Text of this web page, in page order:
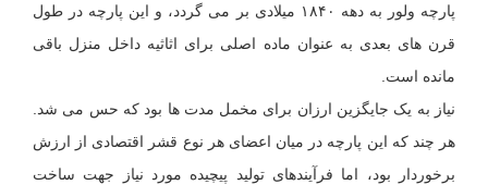
پارچه ولور به دهه ۱۸۴۰ میلادی بر می گردد، و این پارچه در طول
قرن های بعدی به عنوان ماده اصلی برای اثاثیه داخل منزل باقی
مانده است.
نیاز به یک جایگزین ارزان برای مخمل مدت ها بود که حس می شد.
هر چند که این پارچه در میان اعضای هر نوع قشر اقتصادی از ارزش
برخوردار بود، اما فرآیندهای تولید پیچیده مورد نیاز جهت ساخت